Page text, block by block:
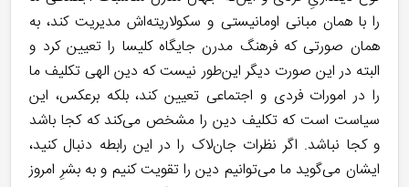
را با همان مبانی اومانیستی و سکولاریته‌اش مدیریت کند، به
همان صورتی که فرهنگ مدرن جایگاه کلیسا را تعیین کرد و
البته در این صورت دیگر این‌طور نیست که دین الهی تکلیف ما
را در امورات فردی و اجتماعی تعیین کند، بلکه برعکس، این
سیاست است که تکلیف دین را مشخص می‌کند که کجا باشد
و کجا نباشد. اگر نظرات جان‌لاک را در این رابطه دنبال کنید،
ایشان می‌گوید ما می‌توانیم دین را تقویت کنیم و به بشرِ امروز